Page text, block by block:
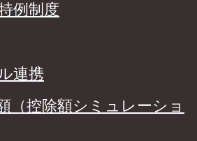
例制度
連携
（控除額シミュレーショ